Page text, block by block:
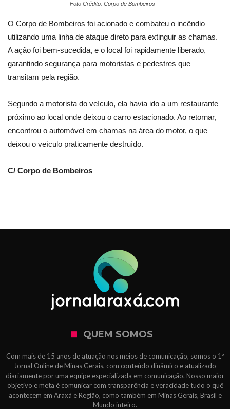
Foto Crédito: Corpo de Bombeiros
O Corpo de Bombeiros foi acionado e combateu o incêndio
utilizando uma linha de ataque direto para extinguir as chamas.
A ação foi bem-sucedida, e o local foi rapidamente liberado,
garantindo segurança para motoristas e pedestres que
transitam pela região.
Segundo a motorista do veículo, ela havia ido a um restaurante
próximo ao local onde deixou o carro estacionado. Ao retornar,
encontrou o automóvel em chamas na área do motor, o que
deixou o veículo praticamente destruído.
C/ Corpo de Bombeiros
QUEM SOMOS
Com mais de 15 anos de atuação nos meios de comunicação, somos o 1º
Jornal Online de Minas Gerais, com conteúdo dinâmico e atualizado
diariamente por uma equipe especializada em comunicação. Nosso maior
objetivo e meta é comunicar com transparência e veracidade tudo o quê
acontecem em Araxá e Região, como também em Minas Gerais, Brasil e
Mundo inteiro.